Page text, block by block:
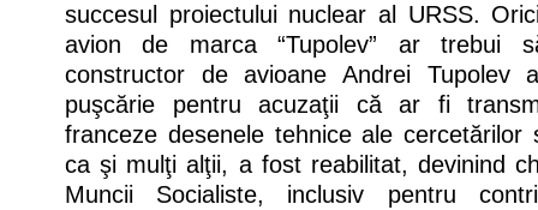
succesul proiectului nuclear al URSS.
avion de marca “Tupolev” ar trebui
constructor de avioane Andrei
puşcărie pentru acuzaţii că ar fi
franceze desenele tehnice ale
ca şi mulţi alţii, a fost reabilitat, devinind
Muncii Socialiste, inclusiv pentru